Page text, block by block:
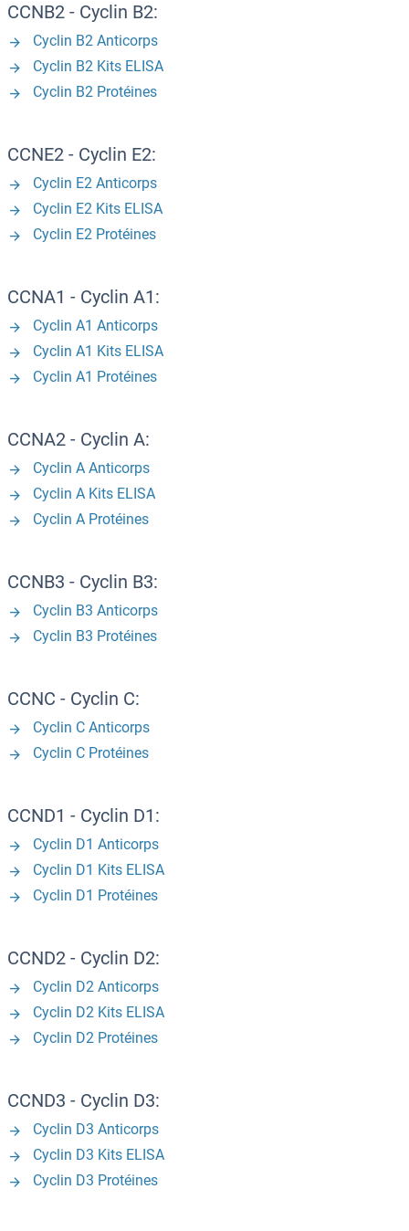
CCNB2 - Cyclin B2:
Cyclin B2 Anticorps
Cyclin B2 Kits ELISA
Cyclin B2 Protéines
CCNE2 - Cyclin E2:
Cyclin E2 Anticorps
Cyclin E2 Kits ELISA
Cyclin E2 Protéines
CCNA1 - Cyclin A1:
Cyclin A1 Anticorps
Cyclin A1 Kits ELISA
Cyclin A1 Protéines
CCNA2 - Cyclin A:
Cyclin A Anticorps
Cyclin A Kits ELISA
Cyclin A Protéines
CCNB3 - Cyclin B3:
Cyclin B3 Anticorps
Cyclin B3 Protéines
CCNC - Cyclin C:
Cyclin C Anticorps
Cyclin C Protéines
CCND1 - Cyclin D1:
Cyclin D1 Anticorps
Cyclin D1 Kits ELISA
Cyclin D1 Protéines
CCND2 - Cyclin D2:
Cyclin D2 Anticorps
Cyclin D2 Kits ELISA
Cyclin D2 Protéines
CCND3 - Cyclin D3:
Cyclin D3 Anticorps
Cyclin D3 Kits ELISA
Cyclin D3 Protéines